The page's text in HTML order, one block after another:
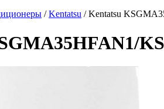
/Kentatsu / Kentatsu